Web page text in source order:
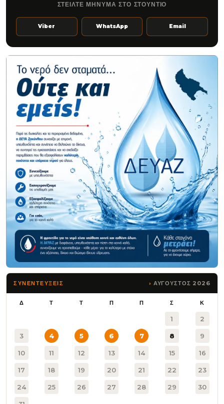
ΣΤΕΙΛΤΕ ΜΗΝΥΜΑ ΣΤΟ ΣΤΟΥΝΤΙΟ
Viber WhatsApp Email
ΣΥΝΕΝΤΕΥΞΕΙΣ ΑΥΓΟΥΣΤΟΣ 2026
Δ Τ Τ Π Π Σ Κ
1 2
3 4 5 6 7 8 9
10 11 12 13 14 15 16
17 18 19 20 21 22 23
24 25 26 27 28 29 30